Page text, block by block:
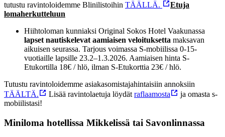
tutustu ravintoloidemme Blinilistoihin TÄÄLLÄ.
Etuja
lomaherkutteluun
Hiihtoloman kunniaksi Original Sokos Hotel Vaakunassa
lapset nautiskelevat aamiaisen veloituksetta maksavan
aikuisen seurassa. Tarjous voimassa S-mobiilissa 0-15-
vuotiaille lapsille 23.2–1.3.2026. Aamiaisen hinta S-
Etukortilla 18€ / hlö, ilman S-Etukorttia 23€ / hlö.
Tutustu ravintoloidemme asiakasomistajahintaisiin annoksiin
TÄÄLTÄ.
Lisää ravintolaetuja löydät raflaamosta
ja omasta s-
mobiilistasi!
Miniloma hotellissa Mikkelissä tai Savonlinnassa